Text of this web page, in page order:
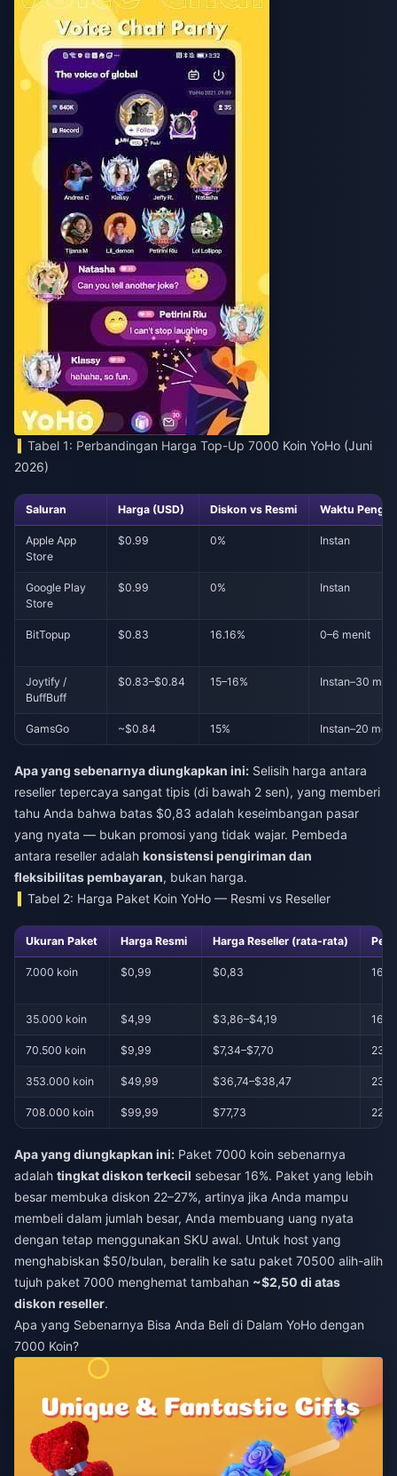
Tabel 1: Perbandingan Harga Top-Up 7000 Koin YoHo (Juni
2026)
Saluran Harga (USD) Diskon vs Resmi Waktu
Apple App
Store
$0.99 0% Instan
Google Play
Store
$0.99 0% Instan
BitTopup $0.83 16.16% 0–6 menit
Joytify /
BuffBuff
$0.83–$0.84 15–16% Instan–30
GamsGo ~$0.84 15% Instan–20
Apa yang sebenarnya diungkapkan ini: Selisih harga antara
reseller tepercaya sangat tipis (di bawah 2 sen), yang memberi
tahu Anda bahwa batas $0,83 adalah keseimbangan pasar
yang nyata — bukan promosi yang tidak wajar. Pembeda
antara reseller adalah konsistensi pengiriman dan
fleksibilitas pembayaran, bukan harga.
Tabel 2: Harga Paket Koin YoHo — Resmi vs Reseller
Ukuran Paket Harga Resmi Harga Reseller (rata-rata)
7.000 koin $0,99 $0,83 16%
35.000 koin $4,99 $3,86–$4,19
70.500 koin $9,99 $7,34–$7,70
353.000 koin $49,99 $36,74–$38,47
708.000 koin $99,99 $77,73 22%
Apa yang diungkapkan ini: Paket 7000 koin sebenarnya
adalah tingkat diskon terkecil sebesar 16%. Paket yang lebih
besar membuka diskon 22–27%, artinya jika Anda mampu
membeli dalam jumlah besar, Anda membuang uang nyata
dengan tetap menggunakan SKU awal. Untuk host yang
menghabiskan $50/bulan, beralih ke satu paket 70500 alih-alih
tujuh paket 7000 menghemat tambahan ~$2,50 di atas
diskon reseller.
Apa yang Sebenarnya Bisa Anda Beli di Dalam YoHo dengan
7000 Koin?